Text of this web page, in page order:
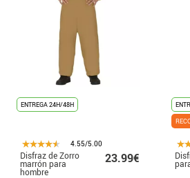
ENTREGA 24H/48H
4.55/5.00
Disfraz de Zorro
marrón para
hombre
23.99€